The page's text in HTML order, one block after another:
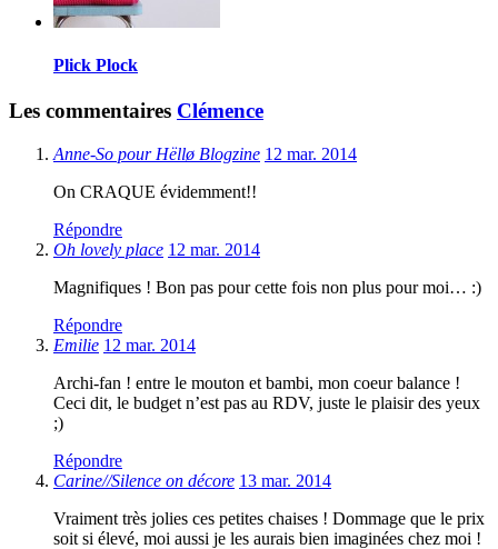
Plick Plock
Les commentaires Clémence
Anne-So pour Hëllø Blogzine 12 mar. 2014
On CRAQUE évidemment!!
Répondre
Oh lovely place 12 mar. 2014
Magnifiques ! Bon pas pour cette fois non plus pour moi… :)
Répondre
Emilie 12 mar. 2014
Archi-fan ! entre le mouton et bambi, mon coeur balance !
Ceci dit, le budget n’est pas au RDV, juste le plaisir des yeux
;)
Répondre
Carine//Silence on décore 13 mar. 2014
Vraiment très jolies ces petites chaises ! Dommage que le prix
soit si élevé, moi aussi je les aurais bien imaginées chez moi !